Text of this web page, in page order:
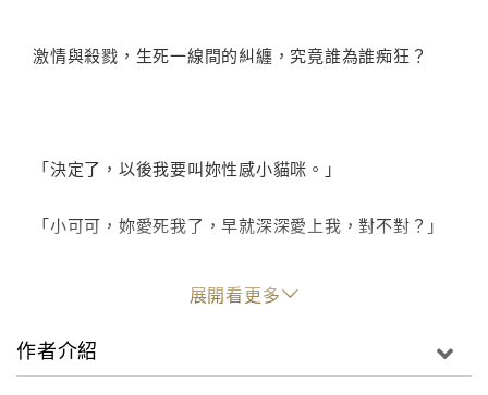
激情與殺戮，生死一線間的糾纏，究竟誰為誰痴狂？
「決定了，以後我要叫妳性感小貓咪。」
「小可可，妳愛死我了，早就深深愛上我，對不對？」
眼淚突然又掉下來了，從來不知道自己這麼愛哭……從
沒想過，面對深愛的女人，她會為了對方好寧願分手，
展開看更多
作者介紹